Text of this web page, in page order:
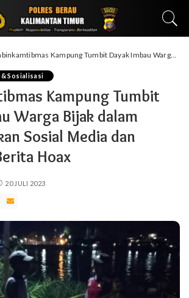
Kampung Tumbit Dayak Imbau Warga Bijak dalam Menggunakan Sosial Media dan Waspadai Berita Hoax
& Sosialisasi
Kampung Tumbit
Warga Bijak dalam
Sosial Media dan
Hoax
20 JULI 2023